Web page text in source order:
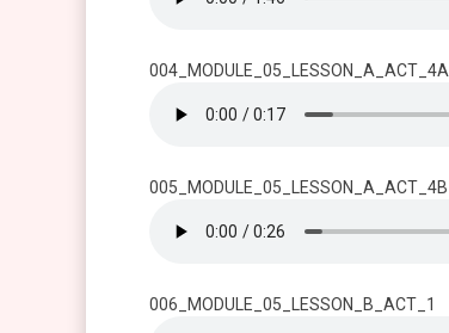
004_MODULE_05_LESSON_A_ACT_4A
005_MODULE_05_LESSON_A_ACT_4B
006_MODULE_05_LESSON_B_ACT_1